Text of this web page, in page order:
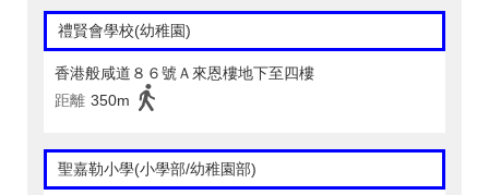
禮賢會學校(幼稚園)
香港般咸道８６號Ａ來恩樓地下至四樓
距離 350m
聖嘉勒小學(小學部/幼稚園部)